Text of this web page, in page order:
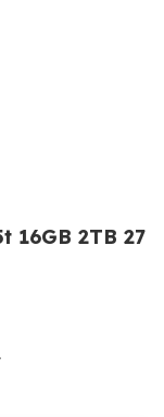
16GB 2TB 27